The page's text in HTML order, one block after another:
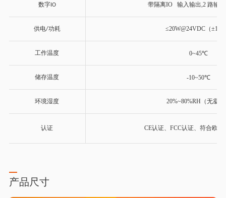
数字IO 带隔离IO 输入输出,2 路输入
供电/功耗 ≤20W@24VDC（
工作温度 0~45℃
储存温度 -10~50℃
环境湿度 20%~80%RH（无凝
认证 CE认证、FCC认证、符合欧盟
产品尺寸